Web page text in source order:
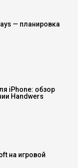
— планировка
iPhone: обзор
Handwers
на игровой